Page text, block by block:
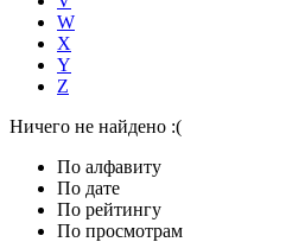
W
X
Y
Z
Ничего не найдено :(
По алфавиту
По дате
По рейтингу
По просмотрам